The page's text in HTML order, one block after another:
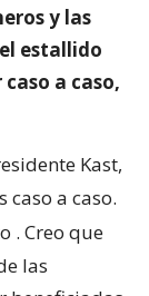
y las
estallido
a caso,
Kast,
caso a caso.
. Creo que
las